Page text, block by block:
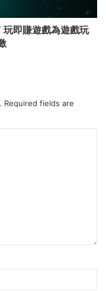
即賺遊戲為遊戲玩
Required fields are